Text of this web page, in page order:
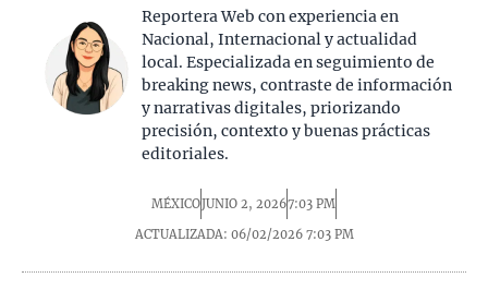
Reportera Web con experiencia en
Nacional, Internacional y actualidad
local. Especializada en seguimiento de
breaking news, contraste de información
y narrativas digitales, priorizando
precisión, contexto y buenas prácticas
editoriales.
MÉXICOJUNIO 2, 20267:03 PM
ACTUALIZADA: 06/02/2026 7:03 PM